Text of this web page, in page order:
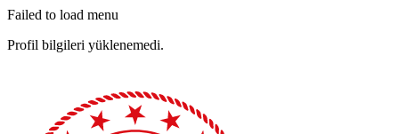
Failed to load menu
Profil bilgileri yüklenemedi.